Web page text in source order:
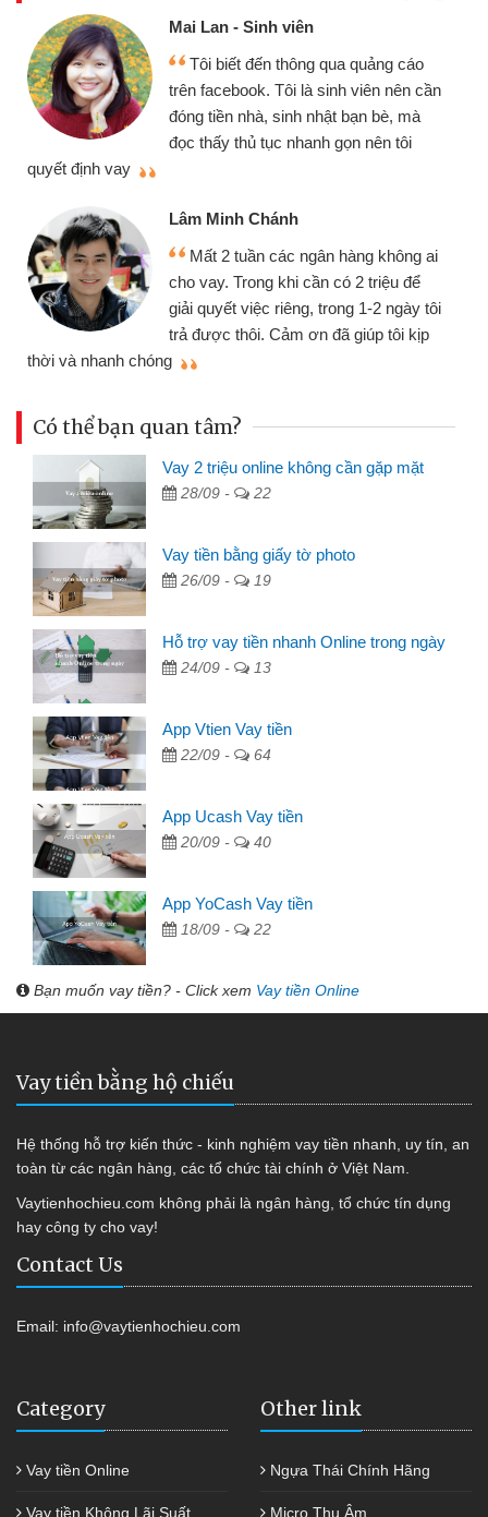
Mai Lan - Sinh viên
Tôi biết đến thông qua quảng cáo
trên facebook. Tôi là sinh viên nên cần
đóng tiền nhà, sinh nhật bạn bè, mà
đọc thấy thủ tục nhanh gọn nên tôi
quyết định vay
Lâm Minh Chánh
Mất 2 tuần các ngân hàng không ai
cho vay. Trong khi cần có 2 triệu để
giải quyết việc riêng, trong 1-2 ngày tôi
trả được thôi. Cảm ơn đã giúp tôi kịp
thời và nhanh chóng
Có thể bạn quan tâm?
Vay 2 triệu online không cần gặp mặt
28/09 - 22
Vay tiền bằng giấy tờ photo
26/09 - 19
Hỗ trợ vay tiền nhanh Online trong ngày
24/09 - 13
App Vtien Vay tiền
22/09 - 64
App Ucash Vay tiền
20/09 - 40
App YoCash Vay tiền
18/09 - 22
Bạn muốn vay tiền? - Click xem Vay tiền Online
Vay tiền bằng hộ chiếu
Hệ thống hỗ trợ kiến thức - kinh nghiệm vay tiền nhanh, uy tín, an
toàn từ các ngân hàng, các tổ chức tài chính ở Việt Nam.
Vaytienhochieu.com không phải là ngân hàng, tổ chức tín dụng
hay công ty cho vay!
Contact Us
Email: info@vaytienhochieu.com
Category
Vay tiền Online
Vay tiền Không Lãi Suất
Other link
Ngựa Thái Chính Hãng
Micro Thu Âm